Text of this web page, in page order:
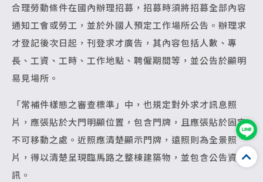
合理勞動條件在國內辦理招募，招募時須將招募全部內容
通知工會或勞工，並於外國人預定工作場所公告。辦理求
才登記後次日起，刊登求才廣告，其內容包括人數、專
長、工資、工時、工作地點、聘僱期間等，並公告於顯明
易見場所。
「常補件樣態之審查標準」中，也規定對外求才訊息照
片，應張貼於大門明顯位置，包含門牌，且應張貼於固定
不可移動之處。近照應清楚顯示門牌，遠照則為全景照
片，得以清楚呈現臨馬路之整棟建築物，並包含公告資
訊。